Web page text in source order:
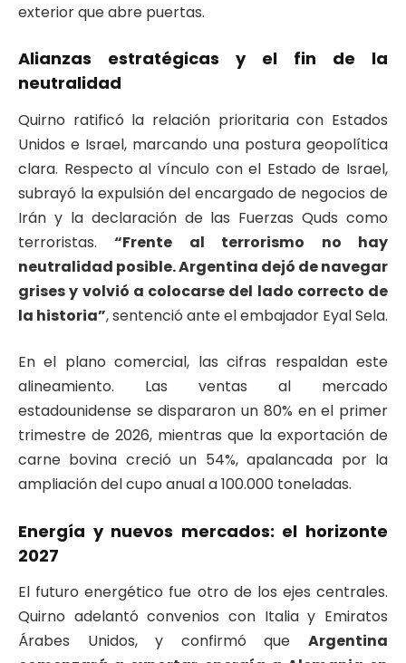
exterior que abre puertas.
Alianzas estratégicas y el fin de la
neutralidad
Quirno ratificó la relación prioritaria con Estados
Unidos e Israel, marcando una postura geopolítica
clara. Respecto al vínculo con el Estado de Israel,
subrayó la expulsión del encargado de negocios de
Irán y la declaración de las Fuerzas Quds como
terroristas.“Frente al terrorismo no hay
neutralidad posible. Argentina dejó de navegar
grises y volvió a colocarse del lado correcto de
la historia”, sentenció ante el embajador Eyal Sela.
En el plano comercial, las cifras respaldan este
alineamiento. Las ventas al mercado
estadounidense se dispararon un 80% en el primer
trimestre de 2026, mientras que la exportación de
carne bovina creció un 54%, apalancada por la
ampliación del cupo anual a 100.000 toneladas.
Energía y nuevos mercados: el horizonte
2027
El futuro energético fue otro de los ejes centrales.
Quirno adelantó convenios con Italia y Emiratos
Árabes Unidos, y confirmó que Argentina